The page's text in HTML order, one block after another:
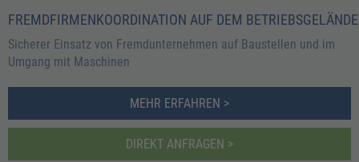
FREMDFIRMENKOORDINATION AUF DEM BETRIEBSGELÄNDE
Sicherer Einsatz von Fremdunternehmen auf Baustellen und im
Umgang mit Maschinen
MEHR ERFAHREN >
DIREKT ANFRAGEN >